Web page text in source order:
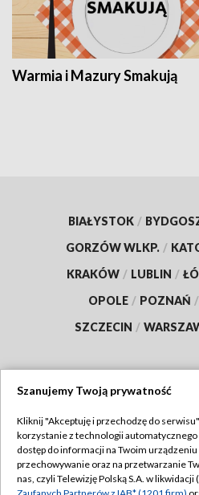
Warmia i Mazury Smakują
BIAŁYSTOK /
GORZÓW WLKP. /
KRAKÓW / LUBLIN /
OPOLE / POZNAŃ /
SZCZECIN /
TVP
Abonament TVP
Emisja w TVP
Szanujemy Twoją prywatność
Kliknij "Akceptuję i przechodzę do
korzystanie z technologii automatycznego
dostęp do informacji na Twoim
przechowywanie oraz na przetwarzanie
nas, czyli Telewizję Polską S.A. w likwidacji